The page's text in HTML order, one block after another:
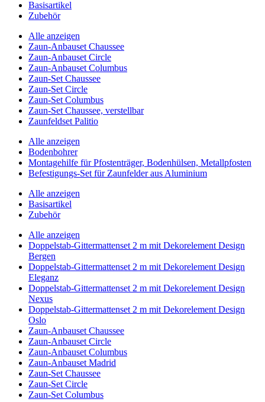
Basisartikel
Zubehör
Alle anzeigen
Zaun-Anbauset Chaussee
Zaun-Anbauset Circle
Zaun-Anbauset Columbus
Zaun-Set Chaussee
Zaun-Set Circle
Zaun-Set Columbus
Zaun-Set Chaussee, verstellbar
Zaunfeldset Palitio
Alle anzeigen
Bodenbohrer
Montagehilfe für Pfostenträger, Bodenhülsen, Metallpfosten
Befestigungs-Set für Zaunfelder aus Aluminium
Alle anzeigen
Basisartikel
Zubehör
Alle anzeigen
Doppelstab-Gittermattenset 2 m mit Dekorelement Design
Bergen
Doppelstab-Gittermattenset 2 m mit Dekorelement Design
Eleganz
Doppelstab-Gittermattenset 2 m mit Dekorelement Design
Nexus
Doppelstab-Gittermattenset 2 m mit Dekorelement Design
Oslo
Zaun-Anbauset Chaussee
Zaun-Anbauset Circle
Zaun-Anbauset Columbus
Zaun-Anbauset Madrid
Zaun-Set Chaussee
Zaun-Set Circle
Zaun-Set Columbus